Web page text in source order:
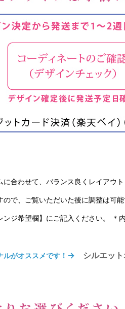
合わせて、バランス良くレイアウト
で、ご覧いただいた後に調整は可能
ジ希望欄】にご記入ください。 ＊
がオススメです！ → シルエッ